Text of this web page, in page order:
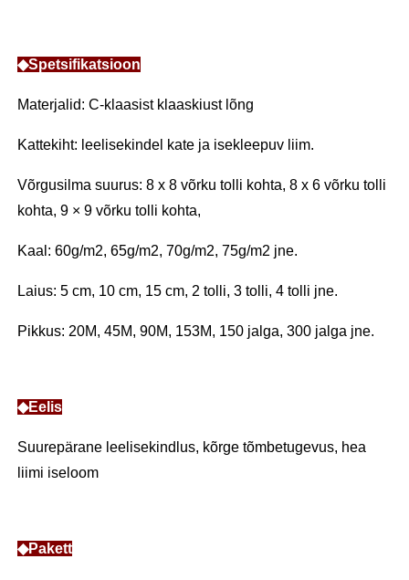
◆Spetsifikatsioon
Materjalid: C-klaasist klaaskiust lõng
Kattekiht: leelisekindel kate ja isekleepuv liim.
Võrgusilma suurus: 8 x 8 võrku tolli kohta, 8 x 6 võrku tolli
kohta, 9 × 9 võrku tolli kohta,
Kaal: 60g/m2, 65g/m2, 70g/m2, 75g/m2 jne.
Laius: 5 cm, 10 cm, 15 cm, 2 tolli, 3 tolli, 4 tolli jne.
Pikkus: 20M, 45M, 90M, 153M, 150 jalga, 300 jalga jne.
◆Eelis
Suurepärane leelisekindlus, kõrge tõmbetugevus, hea
liimi iseloom
◆Pakett